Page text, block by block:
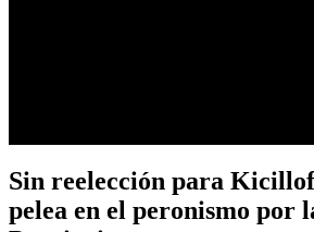
Sin reelección para
pelea en el peronismo por